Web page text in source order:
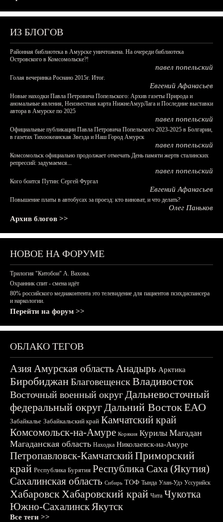
ИЗ БЛОГОВ
Районная библиотека в Амурске уничтожена. На очереди библиотека
Островского в Комсомольске?!
павел попельский
Голая вечеринка Роснано 2015г. Итог.
Евгений Афанасьев
Новые находки Павла Петровича Попельского: Архив газеты Природа и
аномальные явления, Неизвестная карта НижнеАмурЛага и Последние выставки
автора в Амурске по 2025
павел попельский
Официальные публикации Павла Петровича Попельского 2023-2025 в Болгарии,
в газетах Тихоокеанская Звезда и Наш Город Амурск
павел попельский
Комсомольск официально продолжает отмечать День памяти жертв сталинских
репрессий: задумаемся...
павел попельский
Кого боится Путин: Сергей Фургал
Евгений Афанасьев
Повышение платы в автобусах за проезд: кто виноват, и что делать?
Олег Паньков
Архив блогов >>
НОВОЕ НА ФОРУМЕ
Трилогия "Китобои" А. Вахова.
Охранник спит - смена идёт
80% российского медиаконтента это телевидение для пациентов психдиспансера
и наркологии.
Перейти на форум >>
ОБЛАКО ТЕГОВ
АзияАмурская область Анадырь Арктика
БиробиджанБлаговещенскВладивосток
Восточный военный округДальневосточный
федеральный округДальний ВостокЕАО
Забайкалье Забайкальский край Камчатский край
Комсомольск-на-Амуре Корякия Курилы Магадан
Магаданская область Находка Николаевск-на-Амуре
Петропавловск-КамчатскийПриморский
край Республика Бурятия Республика Саха (Якутия)
Сахалинская область Сибирь ТОФ Тында Улан-Удэ Уссурийск
ХабаровскХабаровский край Чита Чукотка
Южно-СахалинскЯкутск
Все теги >>